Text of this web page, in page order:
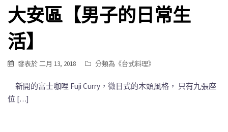
大安區【男子的日常生
活】
發表於二月 13, 2018 分類為《台式料理》
新開的富士咖哩 Fuji Curry，微日式的木頭風格， 只有九張座
位 […]